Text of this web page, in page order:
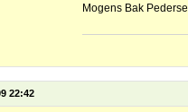
Mogens Bak
22:42